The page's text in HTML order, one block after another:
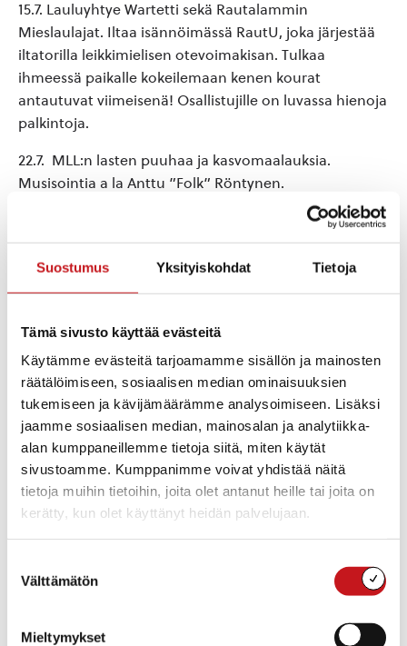
Suostumus Yksityiskohdat Tietoja
Tämä sivusto käyttää evästeitä
Käytämme evästeitä tarjoamamme sisällön ja mainosten
räätälöimiseen, sosiaalisen median ominaisuuksien
tukemiseen ja kävijämäärämme analysoimiseen. Lisäksi
jaamme sosiaalisen median, mainosalan ja analytiikka-
alan kumppaneillemme tietoja siitä, miten käytät
sivustoamme. Kumppanimme voivat yhdistää näitä
tietoja muihin tietoihin, joita olet antanut heille tai joita on
kerätty, kun olet käyttänyt heidän palvelujaan.
valinta
Välttämätön
Mieltymykset
15.7. Lauluyhtye Wartetti sekä Rautalammin
Mieslaulajat. Iltaa isännöimässä RautU, joka järjestää
iltatorilla leikkimielisen otevoimakisan. Tulkaa
ihmeessä paikalle kokeilemaan kenen kourat
antautuvat viimeisenä! Osallistujille on luvassa hienoja
palkintoja.
22.7. MLL:n lasten puuhaa ja kasvomaalauksia.
Musisointia a la Anttu ”Folk” Röntynen.
29.7. Iltaa luotsaamassa Rautalammin puutarhakerho.
Kuplettimestari JP Jetsu viihdyttää musisoinnillaan.
Ennakkoilmoittautumista myyntipaikoille ei tarvita.
saapumisjärjestyksessä.
Esiintyjien yhteydenotot
minna.merivalo@rautalampi.fi, 050-3396954.